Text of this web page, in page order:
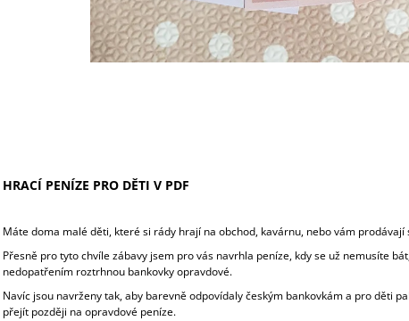
HRACÍ PENÍZE PRO DĚTI V PDF
Máte doma malé děti, které si rády hrají na obchod, kavárnu, nebo vám prodávají
Přesně pro tyto chvíle zábavy jsem pro vás navrhla peníze, kdy se už nemusíte
nedopatřením roztrhnou bankovky opravdové.
Navíc jsou navrženy tak, aby barevně odpovídaly českým bankovkám a pro děti
přejít později na opravdové peníze.